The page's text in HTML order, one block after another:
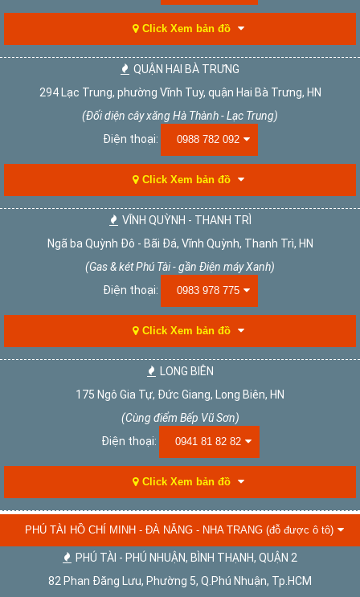
Click Xem bản đồ
QUẬN HAI BÀ TRƯNG
294 Lạc Trung, phường Vĩnh Tuy, quận Hai Bà Trưng, HN
(Đối diện cây xăng Hà Thành - Lạc Trung)
Điện thoại:
0988 782 092
Click Xem bản đồ
VĨNH QUỲNH - THANH TRÌ
Ngã ba Quỳnh Đô - Bãi Đá, Vĩnh Quỳnh, Thanh Trì, HN
(Gas & két Phú Tài - gần Điện máy Xanh)
Điện thoại:
0983 978 775
Click Xem bản đồ
LONG BIÊN
175 Ngô Gia Tự, Đức Giang, Long Biên, HN
(Cùng điểm Bếp Vũ Sơn)
Điện thoại:
0941 81 82 82
Click Xem bản đồ
PHÚ TÀI HỒ CHÍ MINH - ĐÀ NẴNG - NHA TRANG (đỗ được ô tô)
PHÚ TÀI - PHÚ NHUẬN, BÌNH THẠNH, QUẬN 2
82 Phan Đăng Lưu, Phường 5, Q.Phú Nhuận, Tp.HCM